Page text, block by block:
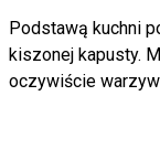
Podstawą kuchni
kiszonej kapusty.
oczywiście